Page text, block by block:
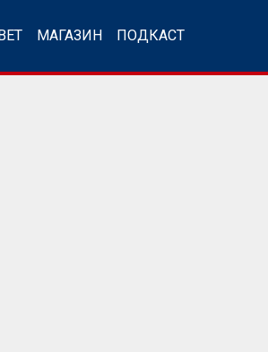
МАГАЗИН ПОДКАСТ